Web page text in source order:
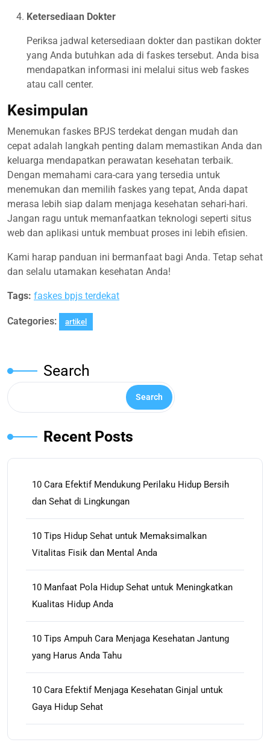
Ketersediaan Dokter
Periksa jadwal ketersediaan dokter dan pastikan dokter
yang Anda butuhkan ada di faskes tersebut. Anda bisa
mendapatkan informasi ini melalui situs web faskes
atau call center.
Kesimpulan
Menemukan faskes BPJS terdekat dengan mudah dan
cepat adalah langkah penting dalam memastikan Anda dan
keluarga mendapatkan perawatan kesehatan terbaik.
Dengan memahami cara-cara yang tersedia untuk
menemukan dan memilih faskes yang tepat, Anda dapat
merasa lebih siap dalam menjaga kesehatan sehari-hari.
Jangan ragu untuk memanfaatkan teknologi seperti situs
web dan aplikasi untuk membuat proses ini lebih efisien.
Kami harap panduan ini bermanfaat bagi Anda. Tetap sehat
dan selalu utamakan kesehatan Anda!
Tags: faskes bpjs terdekat
Categories: artikel
Search
Search
Recent Posts
10 Cara Efektif Mendukung Perilaku Hidup Bersih
dan Sehat di Lingkungan
10 Tips Hidup Sehat untuk Memaksimalkan
Vitalitas Fisik dan Mental Anda
10 Manfaat Pola Hidup Sehat untuk Meningkatkan
Kualitas Hidup Anda
10 Tips Ampuh Cara Menjaga Kesehatan Jantung
yang Harus Anda Tahu
10 Cara Efektif Menjaga Kesehatan Ginjal untuk
Gaya Hidup Sehat